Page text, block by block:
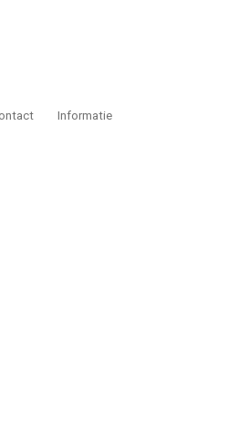
Informatie